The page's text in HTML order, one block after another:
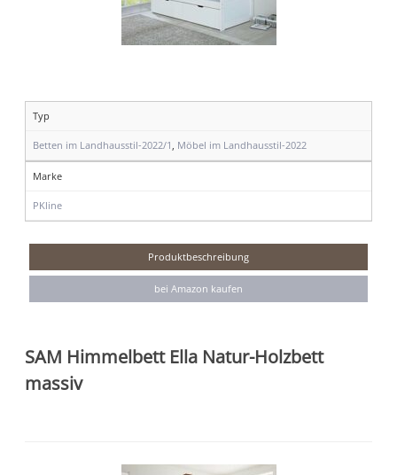
Typ
Betten im Landhausstil-2022/1 , Möbel im Landhausstil-2022
Marke
PKline
Produktbeschreibung
bei Amazon kaufen
SAM Himmelbett Ella Natur-Holzbett
massiv